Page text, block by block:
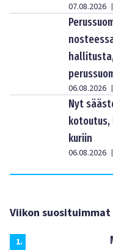
07.08.2026 |
06.08.2026 |
Nyt
kuriin
06.08.2026 |
Viikon suosituimmat
1.